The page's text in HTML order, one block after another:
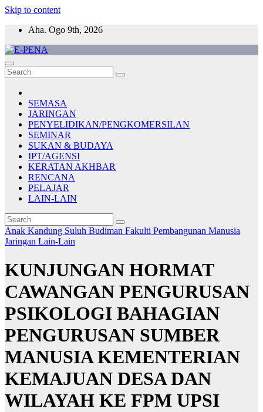
Skip to content
Aha. Ogo 9th, 2026
E-PENA
Berita Digital Terkini
SEMASA
JARINGAN
PENYELIDIKAN/PENGKOMERSILAN
SEMINAR
SUKAN & BUDAYA
IPT/AGENSI
KERATAN AKHBAR
RENCANA
PELAJAR
LAIN-LAIN
Anak Kandung Suluh Budiman Fakulti Pembangunan Manusia
Jaringan Lain-Lain
KUNJUNGAN HORMAT
CAWANGAN PENGURUSAN
PSIKOLOGI BAHAGIAN
PENGURUSAN SUMBER
MANUSIA KEMENTERIAN
KEMAJUAN DESA DAN
WILAYAH KE FPM UPSI